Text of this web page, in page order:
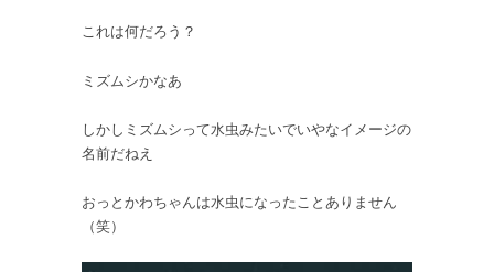
これは何だろう？
ミズムシかなあ
しかしミズムシって水虫みたいでいやなイメージの
名前だねえ
おっとかわちゃんは水虫になったことありません
（笑）